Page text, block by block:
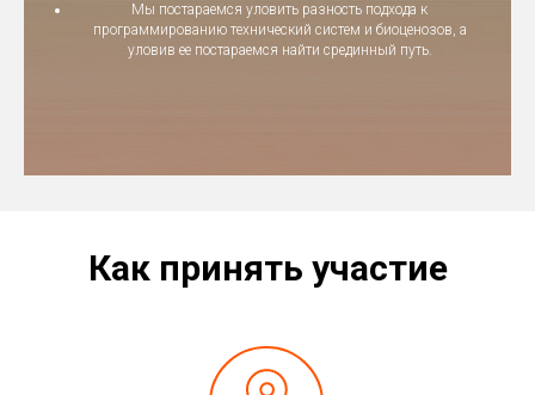
Мы постараемся уловить разность подхода к
программированию технический систем и биоценозов, а
уловив ее постараемся найти срединный путь.
Как принять участие